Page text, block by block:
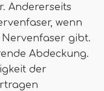
Andererseits
wenn
Nervenfaser gibt.
Abdeckung.
der